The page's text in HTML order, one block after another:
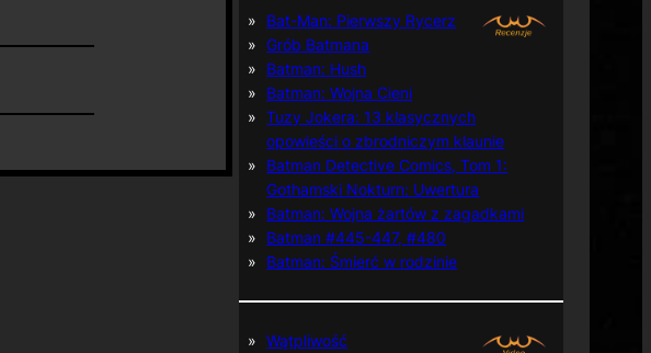
Bat-Man: Pierwszy Rycerz
Grób Batmana
Batman: Hush
Batman: Wojna Cieni
Tuzy Jokera: 13 klasycznych
opowieści o zbrodniczym klaunie
Batman Detective Comics, Tom 1:
Gothamski Nokturn: Uwertura
Batman: Wojna żartów z zagadkami
Batman #445-447, #480
Batman: Śmierć w rodzinie
Wątpliwość